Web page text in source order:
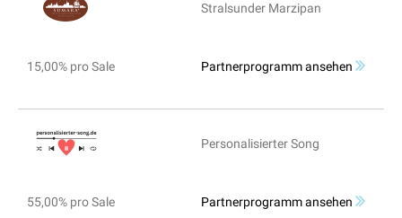
Stralsunder Marzipan
15,00% pro Sale Partnerprogramm ansehen
Personalisierter Song
55,00% pro Sale Partnerprogramm ansehen